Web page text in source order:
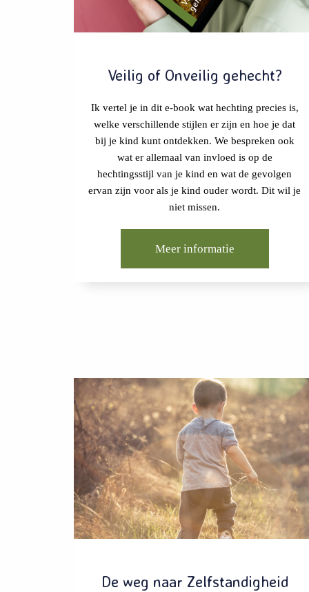
Veilig of Onveilig gehecht?
Ik vertel je in dit e-book wat hechting precies is,
welke verschillende stijlen er zijn en hoe je dat
bij je kind kunt ontdekken. We bespreken ook
wat er allemaal van invloed is op de
hechtingsstijl van je kind en wat de gevolgen
ervan zijn voor als je kind ouder wordt. Dit wil je
niet missen.
Meer informatie
De weg naar Zelfstandigheid